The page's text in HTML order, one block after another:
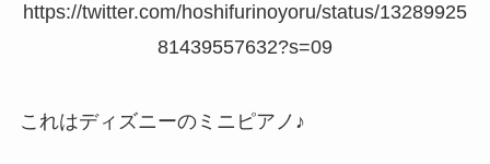
https://twitter.com/hoshifurinoyoru/status/13289925
81439557632?s=09
これはディズニーのミニピアノ♪